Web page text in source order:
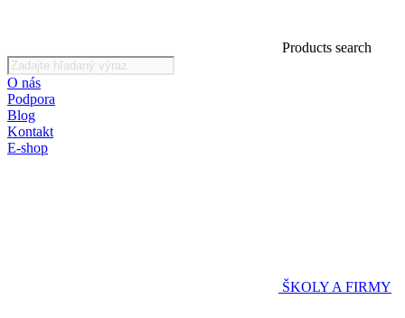
Products search
O nás
Podpora
Blog
Kontakt
E-shop
ŠKOLY A FIRMY